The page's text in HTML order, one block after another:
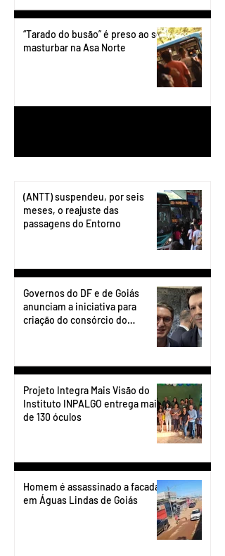
“Tarado do busão” é preso ao se
masturbar na Asa Norte
(ANTT) suspendeu, por seis
meses, o reajuste das
passagens do Entorno
Governos do DF e de Goiás
anunciam a iniciativa para
criação do consórcio do
Projeto Integra Mais Visão do
Instituto INPALGO entrega mais
de 130 óculos
Homem é assassinado a facadas
em Águas Lindas de Goiás